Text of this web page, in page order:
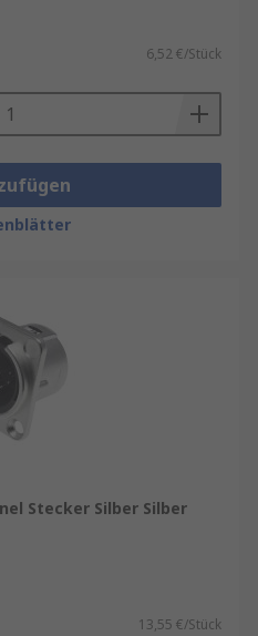
6,52 €/Stück
Stecker Silber Silber
13,55 €/Stück